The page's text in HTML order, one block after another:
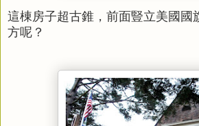
這棟房子超古錐，前面豎立美國國
方呢？